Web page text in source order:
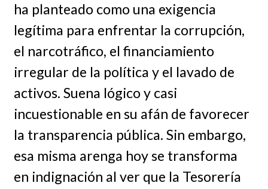
ha planteado como una exigencia
legítima para enfrentar la corrupción,
el narcotráfico, el financiamiento
irregular de la política y el lavado de
activos. Suena lógico y casi
incuestionable en su afán de favorecer
la transparencia pública. Sin embargo,
esa misma arenga hoy se transforma
en indignación al ver que la Tesorería